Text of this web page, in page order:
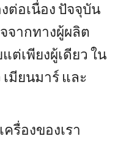
ต่อเนื่อง ปัจจุบัน
จากทางผู้ผลิต
ต่เพียงผู้เดียว ใน
เมียนมาร์ และ
รื่องของเรา